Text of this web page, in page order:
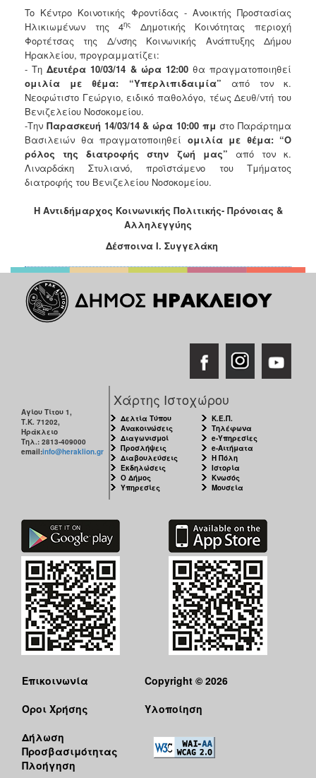
(Κ.Η.Φ.Η.)
Κ.Δ.Α.Π.Α.μεΑ.
Αδειοδότηση
&
Έλεγχος
Βρεφονηπιακών
Σταθμών
Δημοτικό
Ιατρείο
Ξενώνας
Φιλοξενίας
Γυναικών
Κέντρο
Κοινωνικό
Παντοπωλείο
Ισότητα
ΗΡΑΚΛΕΙΟ
ΓΙΑ...
To Κέντρο Κοινοτικής Φροντίδας - Ανοικτής Προστασίας
Ηλικιωμένων της 4ης
Δημοτικής Κοινότητας περιοχή
Φορτέτσας της Δ/νσης Κοινωνικής Ανάπτυξης Δήμου
Ηρακλείου, προγραμματίζει:
- ΤηΔευτέρα 10/03/14 & ώρα 12:00θα πραγματοποιηθεί
ομιλία με θέμα: “Υπερλιπιδαιμία” από τον κ.
Νεοφώτιστο Γεώργιο, ειδικό παθολόγο, τέως Δευθ/ντή του
Βενιζελείου Νοσοκομείου.
-Την Παρασκευή 14/03/14 & ώρα 10:00 πμ στο Παράρτημα
Βασιλειών θα πραγματοποιηθεί ομιλία με θέμα: “Ο
ρόλος της διατροφής στην ζωή μας” από τον κ.
Λιναρδάκη Στυλιανό, προϊστάμενο του Τμήματος
διατροφής του Βενιζελείου Νοσοκομείου.
Η Αντιδήμαρχος Κοινωνικής Πολιτικής- Πρόνοιας &
Αλληλεγγύης
Δέσποινα Ι. Συγγελάκη
Αγίου Τίτου 1,
Τ.Κ. 71202,
Ηράκλειο
Τηλ.: 2813-409000
email:info@heraklion.gr
Χάρτης Ιστοχώρου
Δελτία Τύπου
Ανακοινώσεις
Διαγωνισμοί
Προσλήψεις
Διαβουλεύσεις
Εκδηλώσεις
Ο Δήμος
Υπηρεσίες
Κ.Ε.Π.
Τηλέφωνα
e-Υπηρεσίες
e-Αιτήματα
Η Πόλη
Ιστορία
Κνωσός
Μουσεία
Επικοινωνία
Όροι Χρήσης
Δήλωση
Προσβασιμότητας
Πλοήγηση
Copyright © 2026
Υλοποίηση